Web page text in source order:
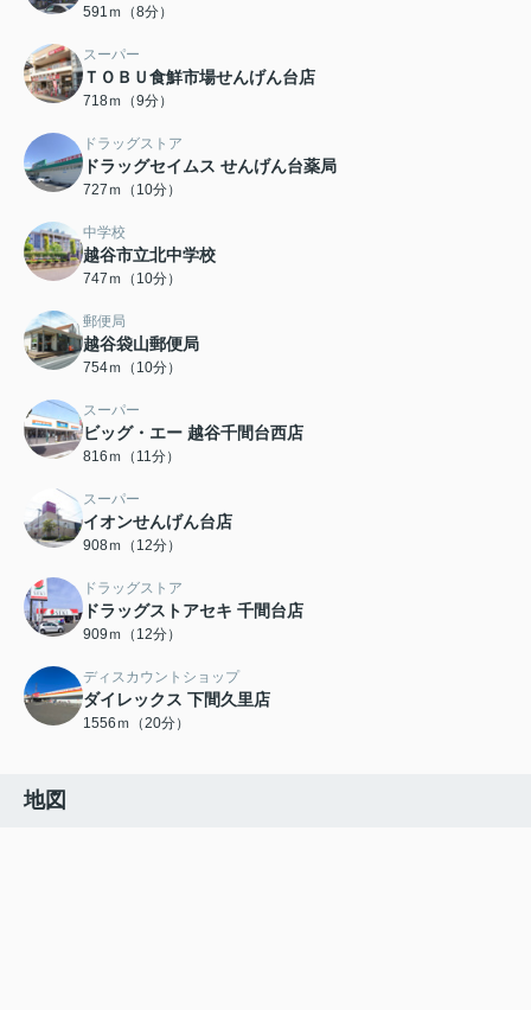
591ｍ（8分）
スーパー
ＴＯＢＵ食鮮市場せんげん台店
718ｍ（9分）
ドラッグストア
ドラッグセイムス せんげん台薬局
727ｍ（10分）
中学校
越谷市立北中学校
747ｍ（10分）
郵便局
越谷袋山郵便局
754ｍ（10分）
スーパー
ビッグ・エー 越谷千間台西店
816ｍ（11分）
スーパー
イオンせんげん台店
908ｍ（12分）
ドラッグストア
ドラッグストアセキ 千間台店
909ｍ（12分）
ディスカウントショップ
ダイレックス 下間久里店
1556ｍ（20分）
地図